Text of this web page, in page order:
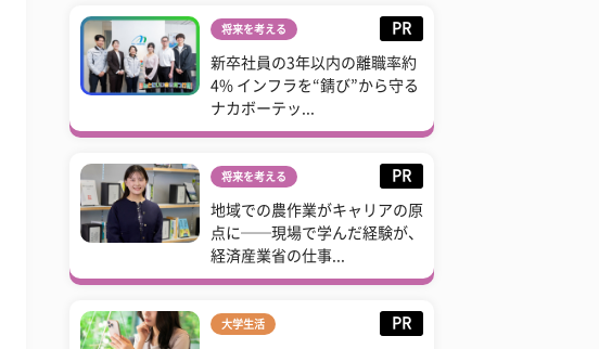
将来を考える PR
新卒社員の3年以内の離職率約
4% インフラを“錆び”から守る
ナカボーテッ...
将来を考える PR
地域での農作業がキャリアの原
点に──現場で学んだ経験が、
経済産業省の仕事...
大学生活 PR